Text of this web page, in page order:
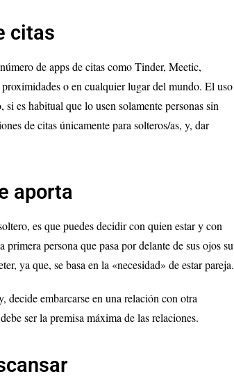
citas
de apps de citas como Tinder, Meetic,
o en cualquier lugar del mundo. El uso
es habitual que lo usen solamente personas sin
de citas únicamente para solteros/as, y, dar
aporta
es que puedes decidir con quien estar y con
persona que pasa por delante de sus ojos su
ya que, se basa en la «necesidad» de estar pareja.
decide embarcarse en una relación con otra
ser la premisa máxima de las relaciones.